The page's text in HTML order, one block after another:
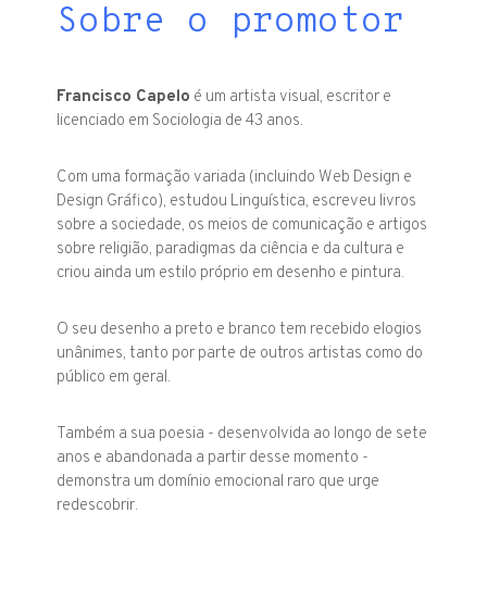
Sobre o promotor
Francisco Capelo é um artista visual, escritor e
licenciado em Sociologia de 43 anos.
Com uma formação variada (incluindo Web Design e
Design Gráfico), estudou Linguística, escreveu livros
sobre a sociedade, os meios de comunicação e artigos
sobre religião, paradigmas da ciência e da cultura e
criou ainda um estilo próprio em desenho e pintura.
O seu desenho a preto e branco tem recebido elogios
unânimes, tanto por parte de outros artistas como do
público em geral.
Também a sua poesia - desenvolvida ao longo de sete
anos e abandonada a partir desse momento -
demonstra um domínio emocional raro que urge
redescobrir.